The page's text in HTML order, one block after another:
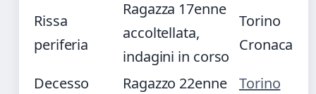
Rissa
periferia
Ragazza 17enne
accoltellata,
indagini in corso
Torino
Cronaca
Decesso
Ragazzo 22enne
Torino